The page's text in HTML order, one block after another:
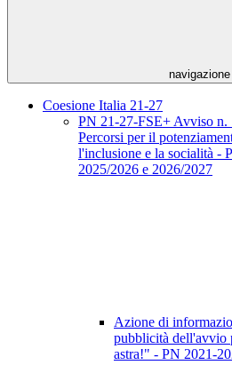
navigazione
Coesione Italia 21-27
PN 21-27-FSE+ Avviso n.
Percorsi per il
l'inclusione e la socialità -
2025/2026 e 2026/2027
Azione di
pubblicità dell'avvio
astra!" - PN 2021-